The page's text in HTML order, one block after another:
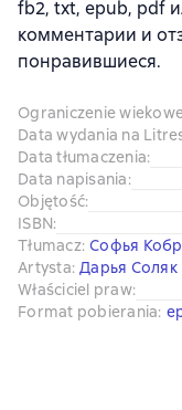
fb2, txt, epub, pdf
комментарии и
понравившиеся.
Ograniczenie
Data wydania na
Data tłumaczenia:
Data napisania:
Objętość:
ISBN:
Tłumacz: Софья
Artysta: Дарья Соляк
Właściciel praw:
Format pobierania: